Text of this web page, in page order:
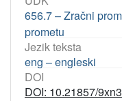
656.7 – Zračni
prometu
Jezik teksta
eng – engleski
DOI
DOI: 10.21857/